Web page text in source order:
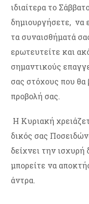
ιδιαίτερα το
δημιουργήσετε, να
τα συναισθήματά
ερωτευτείτε και
σημαντικούς
σας στόχους που
προβολή σας.
Η Κυριακή
δικός σας
δείχνει την
μπορείτε να
άντρα.